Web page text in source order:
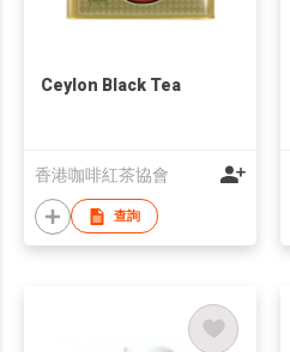
Ceylon Black Tea
香港咖啡紅茶協會
查詢